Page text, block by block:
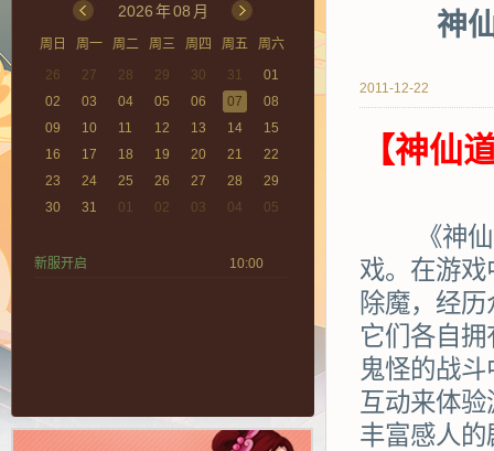
2026年08 月
周日 周一 周二 周三 周四 周五
周六
26
27 28 29 30 31
01
02
03 04 05 06 07
08
09
10 11 12 13 14
15
16
17 18 19 20 21
22
23
24 25 26 27 28
29
30
31 01 02 03 04 05
新服开启 10:00
神
2011-12-22
【神仙
《神仙道
戏。在游
除魔，经
它们各自
鬼怪的战
互动来体
丰富感人